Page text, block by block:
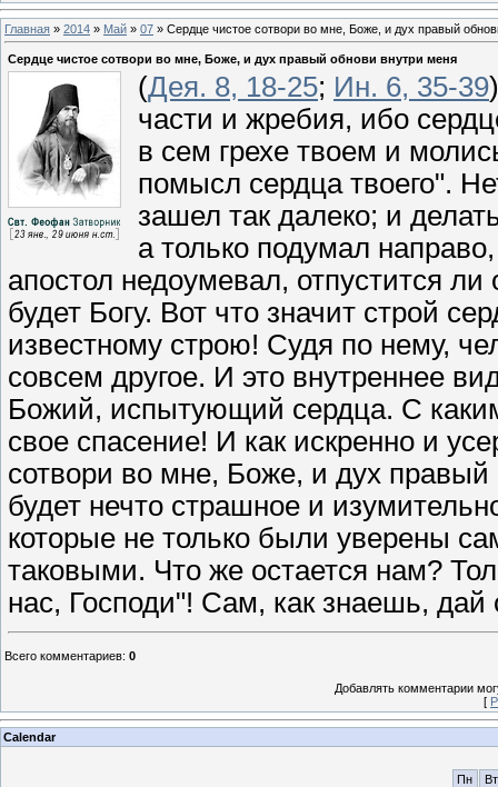
Главная » 2014 » Май » 07 » Сердце чистое сотвори во мне, Боже, и дух правый
Сердце чистое сотвори во мне, Боже, и дух правый обнови внутри меня
(Дея. 8, 18-25; Ин. 6, 35-39
части и жребия, ибо
в сем грехе твоем и
помысл сердца твоего".
зашел так далеко; и
а только подумал
апостол недоумевал, отпустится
будет Богу. Вот что значит строй
известному строю! Судя по нему,
совсем другое. И это внутреннее
Божий, испытующий сердца. С
свое спасение! И как искренно и
сотвори во мне, Боже, и дух
будет нечто страшное и
которые не только были уверены
таковыми. Что же остается нам?
нас, Господи"! Сам, как знаешь,
Всего комментариев: 0
Добавлять комментарии
[
Calendar
Пн Вт